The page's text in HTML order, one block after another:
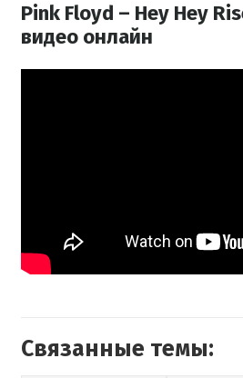
Pink Floyd – Hey Hey
видео онлайн
Связанные темы: